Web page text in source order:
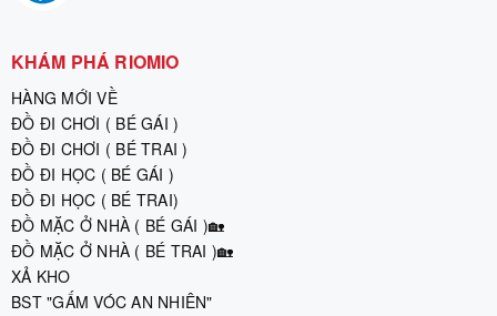
KHÁM PHÁ RIOMIO
HÀNG MỚI VỀ
ĐỒ ĐI CHƠI ( BÉ GÁI )
ĐỒ ĐI CHƠI ( BÉ TRAI )
ĐỒ ĐI HỌC ( BÉ GÁI )
ĐỒ ĐI HỌC ( BÉ TRAI)
ĐỒ MẶC Ở NHÀ ( BÉ GÁI )🏡
ĐỒ MẶC Ở NHÀ ( BÉ TRAI )🏡
XẢ KHO
BST "GẤM VÓC AN NHIÊN"